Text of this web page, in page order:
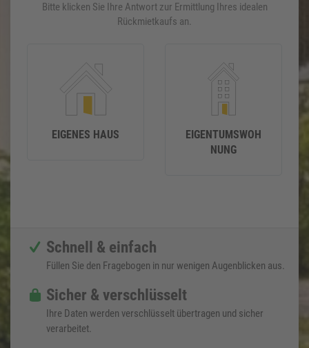
Bitte klicken Sie Ihre Antwort zur Ermittlung Ihres idealen
Rückmietkaufs an.
EIGENES HAUS
EIGENTUMSWOH
NUNG
Schnell & einfach
Füllen Sie den Fragebogen in nur wenigen Augenblicken aus.
Sicher & verschlüsselt
Ihre Daten werden verschlüsselt übertragen und sicher
verarbeitet.